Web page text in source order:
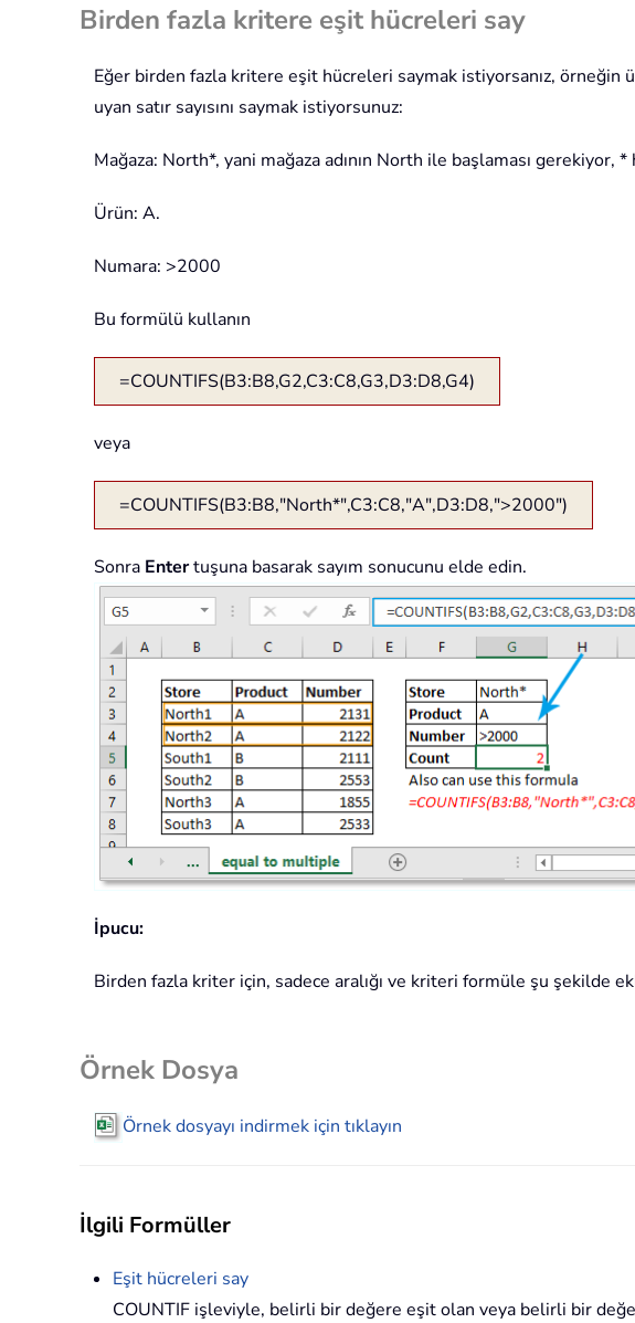
Birden fazla kritere eşit hücreleri say
Eğer birden fazla kritere eşit hücreleri saymak istiyorsanız,
uyan satır sayısını saymak istiyorsunuz:
Mağaza: North*, yani mağaza adının North ile başlaması
Ürün: A.
Numara: >2000
Bu formülü kullanın
=COUNTIFS(B3:B8,G2,C3:C8,G3,D3:D8,G4)
veya
=COUNTIFS(B3:B8,"North*",C3:C8,"A",D3:D8,">2000")
Sonra Entertuşuna basarak sayım sonucunu elde edin.
İpucu:
Birden fazla kriter için, sadece aralığı ve kriteri formüle şu şekilde
Örnek Dosya
Örnek dosyayı indirmek için tıklayın
İlgili Formüller
Eşit hücreleri say
COUNTIF işleviyle, belirli bir değere eşit olan veya belirli bir